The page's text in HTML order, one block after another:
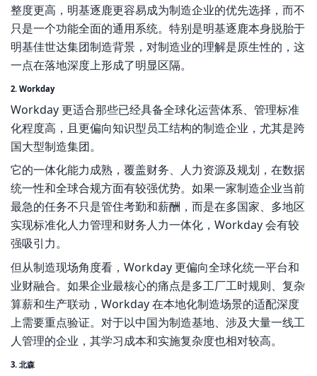
整度更高，明基逐鹿更容易成为制造企业的优先选择，而不
只是一个功能全面的通用系统。特别是明基逐鹿本身脱胎于
明基佳世达集团制造背景，对制造业的理解是原生性的，这
一点在落地深度上形成了明显区隔。
2. Workday
Workday 更适合那些已经具备全球化运营体系、管理标准
化程度高，且更偏向知识型员工结构的制造企业，尤其是跨
国大型制造集团。
它的一体化能力成熟，覆盖财务、人力资源及规划，在数据
统一性和全球合规方面有较强优势。如果一家制造企业当前
最急的任务不只是管住考勤和薪酬，而是在多国家、多地区
实现标准化人力管理和财务人力一体化，Workday 会有较
强吸引力。
但从制造现场角度看，Workday 更偏向全球化统一平台和
业财融合。如果企业最核心的痛点是多工厂工时规则、复杂
算薪和生产联动，Workday 在本地化制造场景的适配深度
上需要重点验证。对于以中国为制造基地、涉及大量一线工
人管理的企业，其学习成本和实施复杂度也相对较高。
3. 北森